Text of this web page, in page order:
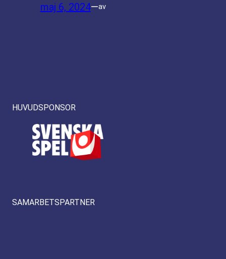
maj 6, 2024—av
HUVUDSPONSOR
SAMARBETSPARTNER